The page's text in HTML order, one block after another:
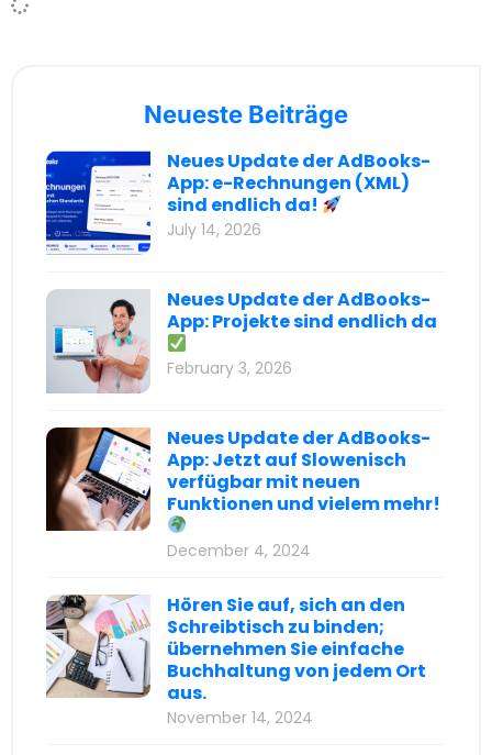
Neueste Beiträge
Neues Update der AdBooks-
App: e-Rechnungen (XML)
sind endlich da!
July 14, 2026
Neues Update der AdBooks-
App: Projekte sind endlich da
February 3, 2026
Neues Update der AdBooks-
App: Jetzt auf Slowenisch
verfügbar mit neuen
Funktionen und vielem mehr!
December 4, 2024
Hören Sie auf, sich an den
Schreibtisch zu binden;
übernehmen Sie einfache
Buchhaltung von jedem Ort
aus.
November 14, 2024